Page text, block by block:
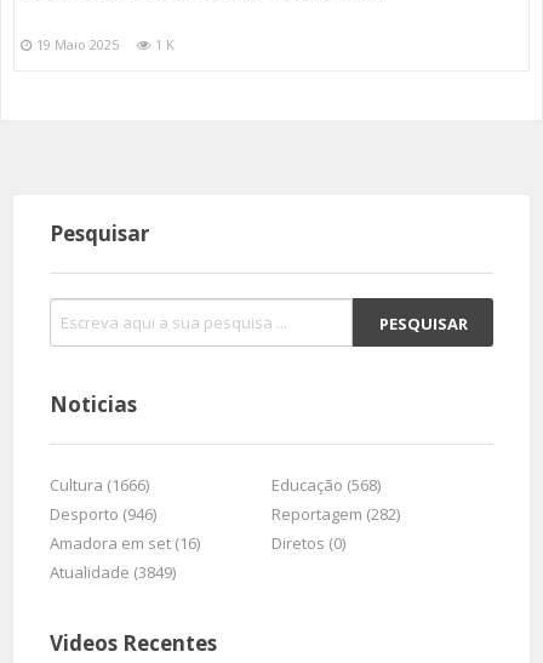
19 Maio 2025 1 K
Pesquisar
Noticias
Cultura (1666)
Educação (568)
Desporto (946)
Reportagem (282)
Amadora em set (16)
Diretos (0)
Atualidade (3849)
Videos Recentes